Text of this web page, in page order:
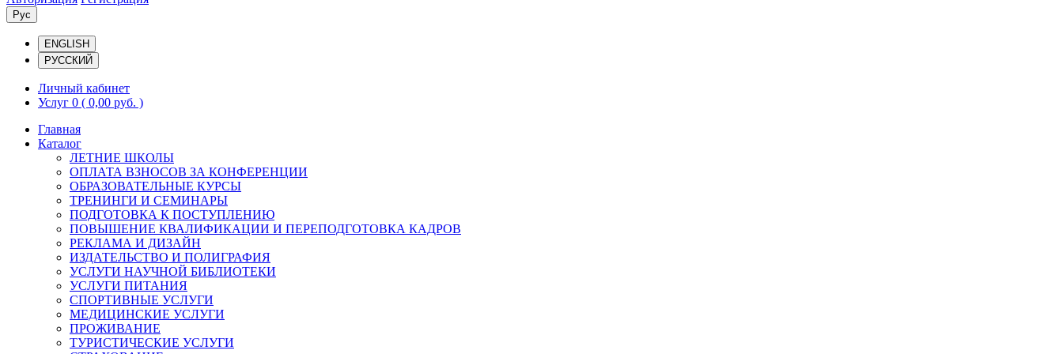
Рус
ENGLISH
РУССКИЙ
Личный кабинет
Услуг 0 ( 0,00 руб. )
Главная
Каталог
ЛЕТНИЕ ШКОЛЫ
ОПЛАТА ВЗНОСОВ ЗА КОНФЕРЕНЦИИ
ОБРАЗОВАТЕЛЬНЫЕ КУРСЫ
ТРЕНИНГИ И СЕМИНАРЫ
ПОДГОТОВКА К ПОСТУПЛЕНИЮ
ПОВЫШЕНИЕ КВАЛИФИКАЦИИ И ПЕРЕПОДГОТОВКА КАДРОВ
РЕКЛАМА И ДИЗАЙН
ИЗДАТЕЛЬСТВО И ПОЛИГРАФИЯ
УСЛУГИ НАУЧНОЙ БИБЛИОТЕКИ
УСЛУГИ ПИТАНИЯ
СПОРТИВНЫЕ УСЛУГИ
МЕДИЦИНСКИЕ УСЛУГИ
ПРОЖИВАНИЕ
ТУРИСТИЧЕСКИЕ УСЛУГИ